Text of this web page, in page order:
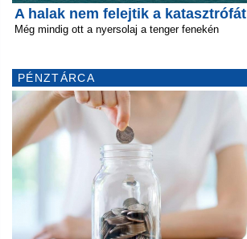
A halak nem felejtik a katasztrófát
Még mindig ott a nyersolaj a tenger fenekén
PÉNZTÁRCA